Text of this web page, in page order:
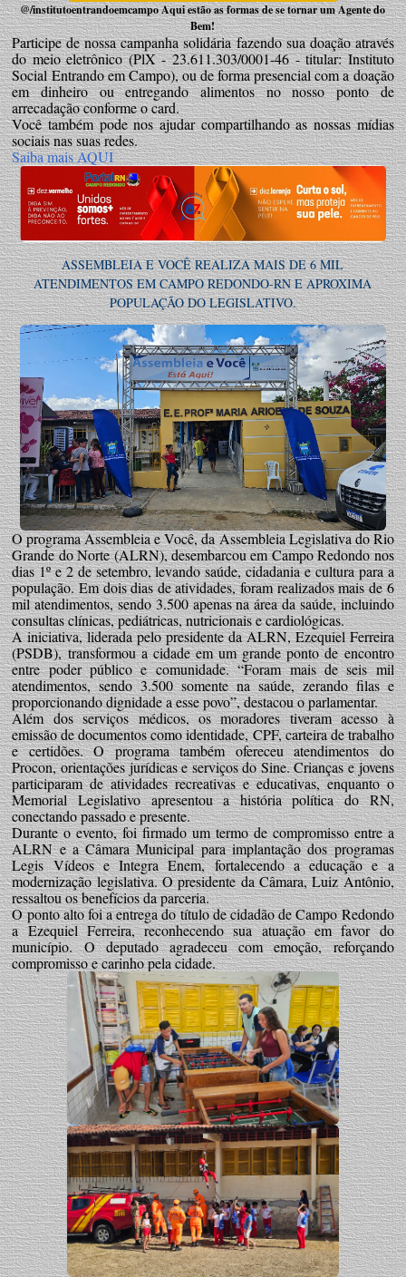
@/institutoentrandoemcampo Aqui estão as formas de se tornar um Agente do
Bem!
Participe de nossa campanha solidária fazendo sua doação através
do meio eletrônico (PlX - 23.611.303/0001-46 - titular: Instituto
Social Entrando em Campo), ou de forma presencial com a doação
em dinheiro ou entregando alimentos no nosso ponto de
arrecadação conforme o card.
Você também pode nos ajudar compartilhando as nossas mídias
sociais nas suas redes.
Saiba mais AQUI
ASSEMBLEIA E VOCÊ REALIZA MAIS DE 6 MIL
ATENDIMENTOS EM CAMPO REDONDO-RN E APROXIMA
POPULAÇÃO DO LEGISLATIVO.
O programa Assembleia e Você, da Assembleia Legislativa do Rio
Grande do Norte (ALRN), desembarcou em Campo Redondo nos
dias 1º e 2 de setembro, levando saúde, cidadania e cultura para a
população. Em dois dias de atividades, foram realizados mais de 6
mil atendimentos, sendo 3.500 apenas na área da saúde, incluindo
consultas clínicas, pediátricas, nutricionais e cardiológicas.
A iniciativa, liderada pelo presidente da ALRN, Ezequiel Ferreira
(PSDB), transformou a cidade em um grande ponto de encontro
entre poder público e comunidade. “Foram mais de seis mil
atendimentos, sendo 3.500 somente na saúde, zerando filas e
proporcionando dignidade a esse povo”, destacou o parlamentar.
Além dos serviços médicos, os moradores tiveram acesso à
emissão de documentos como identidade, CPF, carteira de trabalho
e certidões. O programa também ofereceu atendimentos do
Procon, orientações jurídicas e serviços do Sine. Crianças e jovens
participaram de atividades recreativas e educativas, enquanto o
Memorial Legislativo apresentou a história política do RN,
conectando passado e presente.
Durante o evento, foi firmado um termo de compromisso entre a
ALRN e a Câmara Municipal para implantação dos programas
Legis Vídeos e Integra Enem, fortalecendo a educação e a
modernização legislativa. O presidente da Câmara, Luiz Antônio,
ressaltou os benefícios da parceria.
O ponto alto foi a entrega do título de cidadão de Campo Redondo
a Ezequiel Ferreira, reconhecendo sua atuação em favor do
município. O deputado agradeceu com emoção, reforçando
compromisso e carinho pela cidade.